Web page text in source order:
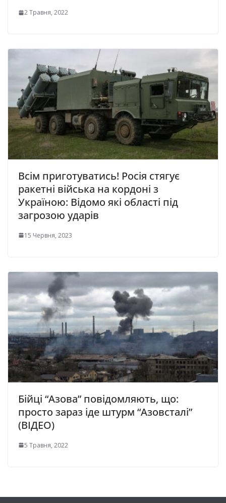
2 Травня, 2022
Всім приготуватись! Росія стягує
ракетні війська на кордоні з
Україною: Відомо які області під
загрозою ударів
15 Червня, 2023
Бійці “Азова” повідомляють, що:
просто зараз іде штурм “Азовсталі”
(ВІДЕО)
5 Травня, 2022